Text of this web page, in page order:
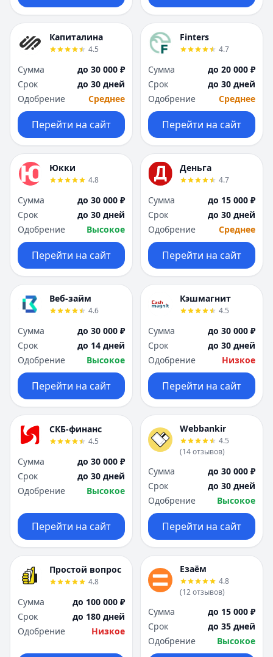
Капиталина
4.5
Сумма
до 30 000 ₽
Срок
до 30 дней
Одобрение
Среднее
Перейти на сайт
Finters
4.7
Сумма
до 20 000 ₽
Срок
до 30 дней
Одобрение
Среднее
Перейти на сайт
Юкки
4.8
Сумма
до 30 000 ₽
Срок
до 30 дней
Одобрение
Высокое
Перейти на сайт
Деньга
4.7
Сумма
до 15 000 ₽
Срок
до 30 дней
Одобрение
Среднее
Перейти на сайт
Веб-займ
4.6
Сумма
до 30 000 ₽
Срок
до 14 дней
Одобрение
Высокое
Перейти на сайт
Кэшмагнит
4.5
Сумма
до 30 000 ₽
Срок
до 30 дней
Одобрение
Низкое
Перейти на сайт
СКБ-финанс
4.5
Сумма
до 30 000 ₽
Срок
до 30 дней
Одобрение
Высокое
Перейти на сайт
Webbankir
4.5
(14отзывов)
Сумма
до 30 000 ₽
Срок
до 30 дней
Одобрение
Высокое
Перейти на сайт
Простой вопрос
4.8
Сумма
до 100 000 ₽
Срок
до 180 дней
Одобрение
Низкое
Езаём
4.8
(12отзывов)
Сумма
до 15 000 ₽
Срок
до 35 дней
Одобрение
Высокое